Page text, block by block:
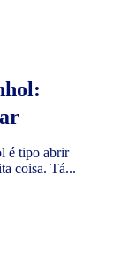
é tipo abrir
coisa. Tá...